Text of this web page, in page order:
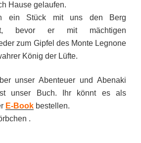
Hause gelaufen.
ein Stück mit uns den Berg
bevor er mit mächtigen
zum Gipfel des Monte Legnone
König der Lüfte.
unser Abenteuer und Abenaki
unser Buch. Ihr könnt es als
E-Book bestellen.
.